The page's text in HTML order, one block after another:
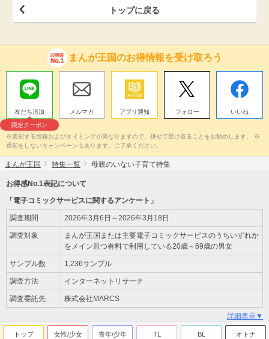
トップに戻る
まんが王国のお得情報を受け取ろう
友だち追加
限定クーポン
メルマガ アプリ通知 フォロー いいね
※通知する情報およびタイミングが異なりますので、併せて受け取ることをお勧めします。 ※
通知をしないキャンペーンもあります。ご了承ください。
まんが王国 特集一覧 母親のいない子育て特集
お得感No.1表記について
「電子コミックサービスに関するアンケート」
調査期間 2026年3月6日～2026年3月18日
調査対象
まんが王国または主要電子コミックサービスのうちいずれか
をメイン且つ有料で利用している20歳～69歳の男女
サンプル数 1,236サンプル
調査方法 インターネットリサーチ
調査委託先 株式会社MARCS
詳細表示▼
トップ 女性/少女 青年/少年 TL BL オトナ